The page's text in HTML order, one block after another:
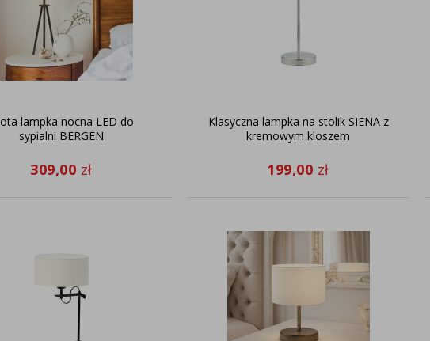
lampka nocna LED do
sypialni BERGEN
309,00 zł
Klasyczna lampka na stolik SIENA z
kremowym kloszem
199,00 zł